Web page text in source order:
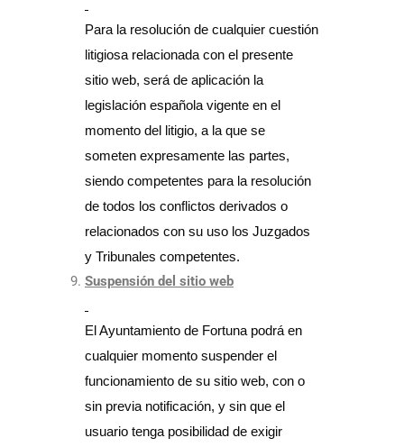
Para la resolución de cualquier cuestión
litigiosa relacionada con el presente
sitio web, será de aplicación la
legislación española vigente en el
momento del litigio, a la que se
someten expresamente las partes,
siendo competentes para la resolución
de todos los conflictos derivados o
relacionados con su uso los Juzgados
y Tribunales competentes.
Suspensión del sitio web
El Ayuntamiento de Fortuna podrá en
cualquier momento suspender el
funcionamiento de su sitio web, con o
sin previa notificación, y sin que el
usuario tenga posibilidad de exigir